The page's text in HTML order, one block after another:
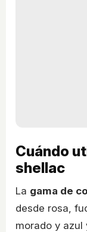
Cuándo
shellac
La gama de
desde rosa,
morado y azul